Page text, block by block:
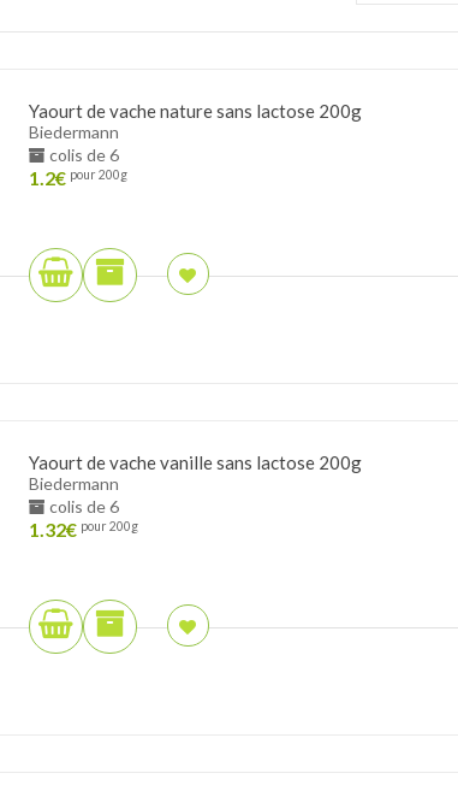
Yaourt de vache nature sans lactose 200g
Biedermann
colis de 6
1.2€ pour 200g
Yaourt de vache vanille sans lactose 200g
Biedermann
colis de 6
1.32€ pour 200g